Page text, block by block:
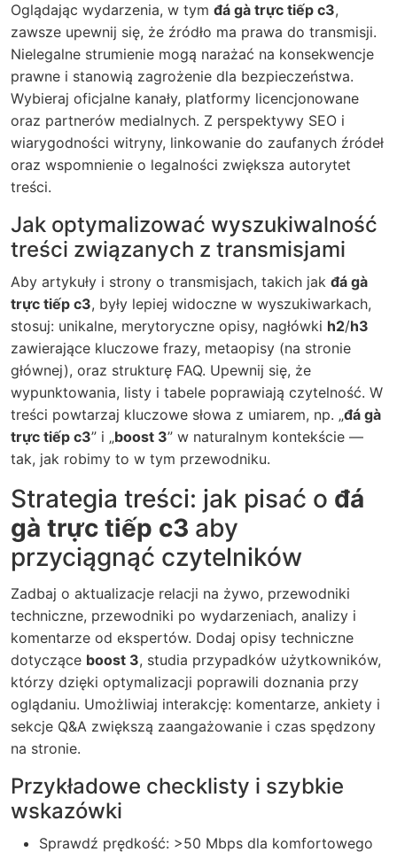
Oglądając wydarzenia, w tym đá gà trực tiếp c3,
zawsze upewnij się, że źródło ma prawa do transmisji.
Nielegalne strumienie mogą narażać na konsekwencje
prawne i stanowią zagrożenie dla bezpieczeństwa.
Wybieraj oficjalne kanały, platformy licencjonowane
oraz partnerów medialnych. Z perspektywy SEO i
wiarygodności witryny, linkowanie do zaufanych źródeł
oraz wspomnienie o legalności zwiększa autorytet
treści.
Jak optymalizować wyszukiwalność
treści związanych z transmisjami
Aby artykuły i strony o transmisjach, takich jak đá gà
trực tiếp c3, były lepiej widoczne w wyszukiwarkach,
stosuj: unikalne, merytoryczne opisy, nagłówki h2/h3
zawierające kluczowe frazy, metaopisy (na stronie
głównej), oraz strukturę FAQ. Upewnij się, że
wypunktowania, listy i tabele poprawiają czytelność. W
treści powtarzaj kluczowe słowa z umiarem, np. „đá gà
trực tiếp c3” i „boost 3” w naturalnym kontekście —
tak, jak robimy to w tym przewodniku.
Strategia treści: jak pisać o đá
gà trực tiếp c3 aby
przyciągnąć czytelników
Zadbaj o aktualizacje relacji na żywo, przewodniki
techniczne, przewodniki po wydarzeniach, analizy i
komentarze od ekspertów. Dodaj opisy techniczne
dotyczące boost 3, studia przypadków użytkowników,
którzy dzięki optymalizacji poprawili doznania przy
oglądaniu. Umożliwiaj interakcję: komentarze, ankiety i
sekcje Q&A zwiększą zaangażowanie i czas spędzony
na stronie.
Przykładowe checklisty i szybkie
wskazówki
Sprawdź prędkość: >50 Mbps dla komfortowego